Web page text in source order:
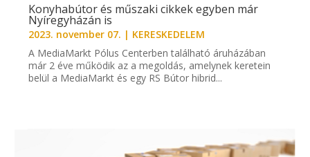
Konyhabútor és műszaki cikkek egyben már
Nyíregyházán is
2023. november 07. | KERESKEDELEM
A MediaMarkt Pólus Centerben található áruházában
már 2 éve működik az a megoldás, amelynek keretein
belül a MediaMarkt és egy RS Bútor hibrid...